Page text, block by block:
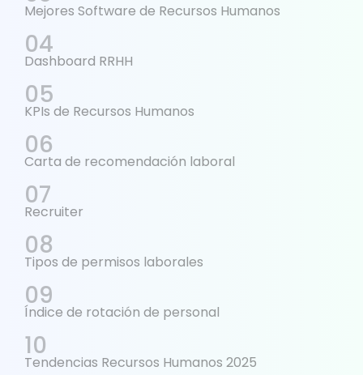
Mejores Software de Recursos Humanos
Dashboard RRHH
KPIs de Recursos Humanos
Carta de recomendación laboral
Recruiter
Tipos de permisos laborales
Índice de rotación de personal
Tendencias Recursos Humanos 2025